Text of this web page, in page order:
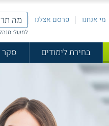
מי אנחנו פרסם אצלנו
למשל:
בחירת לימודים סקר